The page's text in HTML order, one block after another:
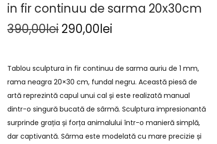
in fir continuu de sarma 20x30cm
390,00lei 290,00lei
Tablou sculptura in fir continuu de sarma auriu de 1 mm,
rama neagra 20×30 cm, fundal negru. Această piesă de
artă reprezintă capul unui cal și este realizată manual
dintr-o singură bucată de sârmă. Sculptura impresionantă
surprinde grația și forța animalului într-o manieră simplă,
dar captivantă. Sârma este modelată cu mare precizie și